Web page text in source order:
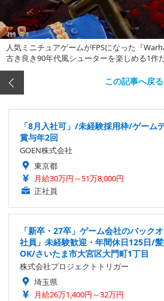
人気ミニチュアゲームがFPSになった『
古き良き90年代風シューターを楽しめる1作
この記事へ戻る
「8月入社可」/未経験採用枠/ゲーム
賞与年2回
GOEN株式会社
東京都
月給30万円～51万8,000円
正社員
「新卒・27卒」ゲーム会社のバック
社員」未経験歓迎・年間休日125日/
OK/さいたま市大宮区大門町1丁目
株式会社プロジェクトトリガー
埼玉県
月給26万1,400円～32万円